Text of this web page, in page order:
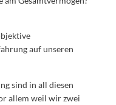
auf unseren
sind in all diesen
allem weil wir zwei